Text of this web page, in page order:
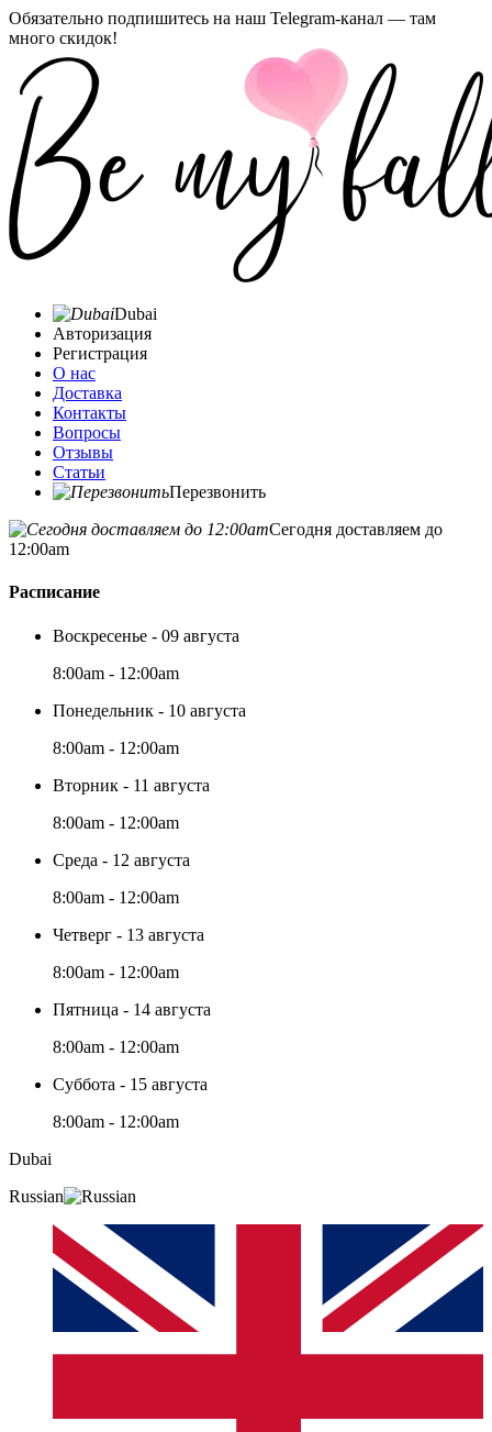
Обязательно подпишитесь на наш Telegram-канал — там
много скидок!
Dubai
Авторизация
Регистрация
О нас
Доставка
Контакты
Вопросы
Отзывы
Статьи
Перезвонить
Сегодня доставляем до
12:00am
Расписание
Воскресенье - 09 августа
8:00am - 12:00am
Понедельник - 10 августа
8:00am - 12:00am
Вторник - 11 августа
8:00am - 12:00am
Среда - 12 августа
8:00am - 12:00am
Четверг - 13 августа
8:00am - 12:00am
Пятница - 14 августа
8:00am - 12:00am
Суббота - 15 августа
8:00am - 12:00am
Dubai
Russian